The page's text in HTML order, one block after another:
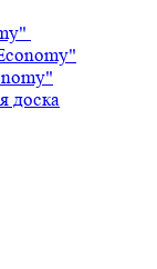
доска